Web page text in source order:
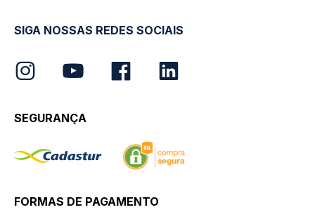
SIGA NOSSAS REDES SOCIAIS
SEGURANÇA
FORMAS DE PAGAMENTO